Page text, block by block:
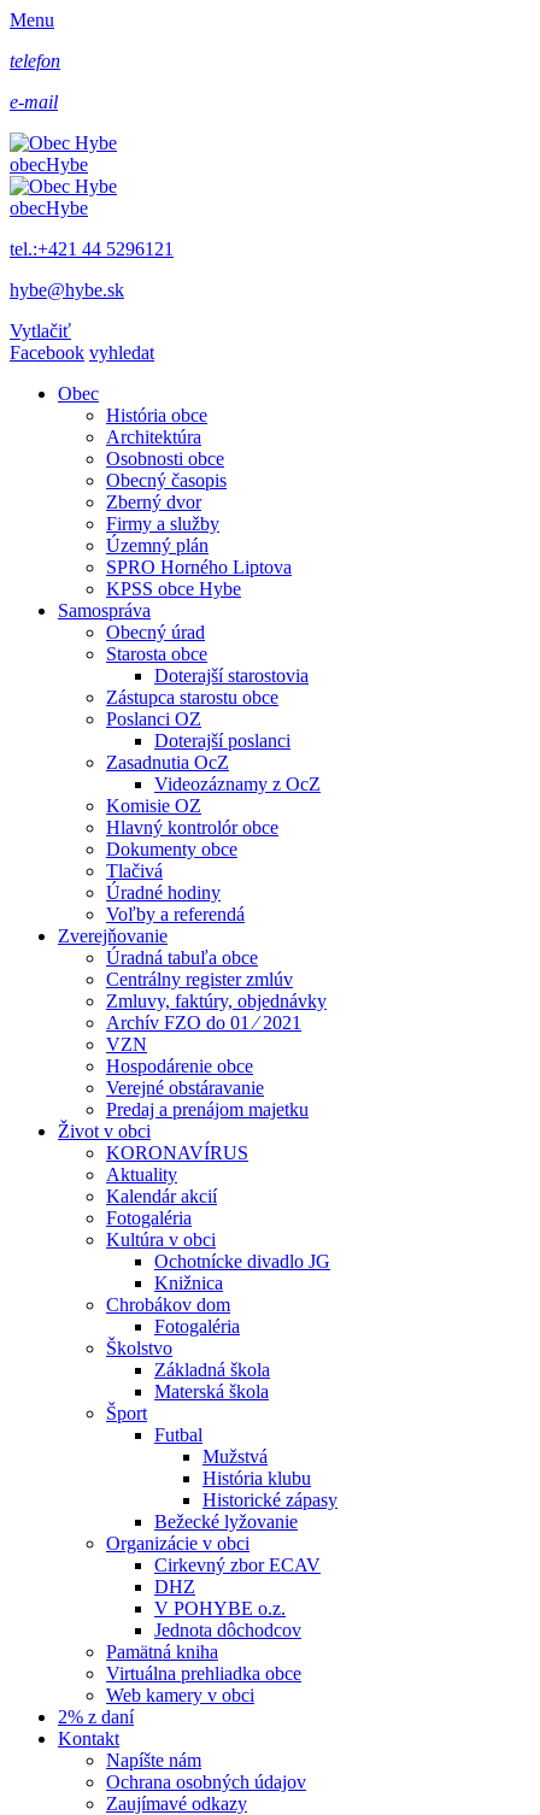
Menu
telefon
e-mail
obecHybe
obecHybe
tel.:+421 44 5296121
hybe@hybe.sk
Vytlačiť
Facebook vyhledat
Obec
História obce
Architektúra
Osobnosti obce
Obecný časopis
Zberný dvor
Firmy a služby
Územný plán
SPRO Horného Liptova
KPSS obce Hybe
Samospráva
Obecný úrad
Starosta obce
Doterajší starostovia
Zástupca starostu obce
Poslanci OZ
Doterajší poslanci
Zasadnutia OcZ
Videozáznamy z OcZ
Komisie OZ
Hlavný kontrolór obce
Dokumenty obce
Tlačivá
Úradné hodiny
Voľby a referendá
Zverejňovanie
Úradná tabuľa obce
Centrálny register zmlúv
Zmluvy, faktúry, objednávky
Archív FZO do 01 ⁄ 2021
VZN
Hospodárenie obce
Verejné obstáravanie
Predaj a prenájom majetku
Život v obci
KORONAVÍRUS
Aktuality
Kalendár akcií
Fotogaléria
Kultúra v obci
Ochotnícke divadlo JG
Knižnica
Chrobákov dom
Fotogaléria
Školstvo
Základná škola
Materská škola
Šport
Futbal
Mužstvá
História klubu
Historické zápasy
Bežecké lyžovanie
Organizácie v obci
Cirkevný zbor ECAV
DHZ
V POHYBE o.z.
Jednota dôchodcov
Pamätná kniha
Virtuálna prehliadka obce
Web kamery v obci
2% z daní
Kontakt
Napíšte nám
Ochrana osobných údajov
Zaujímavé odkazy